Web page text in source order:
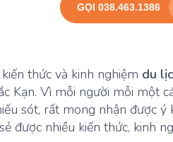
GỌI 038.463.1386
thức và kinh nghiệm du
Kạn. Vì mỗi người mỗi một
sót, rất mong nhận được
được nhiều kiến thức, kinh